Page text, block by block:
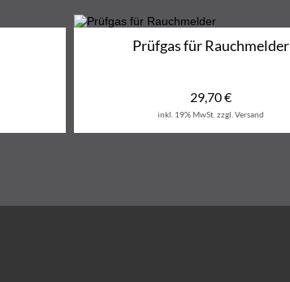
Prüfgas für Rauchmelder
inkl. 19% MwSt. zzgl. Versand
29,70€